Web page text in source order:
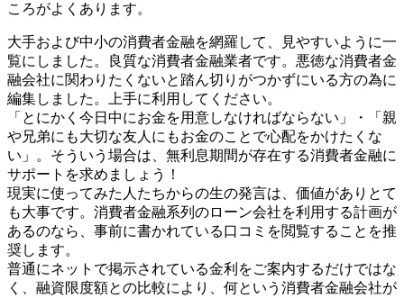
ころがよくあります。
大手および中小の消費者金融を網羅して、見やすいように一
覧にしました。良質な消費者金融業者です。悪徳な消費者金
融会社に関わりたくないと踏ん切りがつかずにいる方の為に
編集しました。上手に利用してください。
「とにかく今日中にお金を用意しなければならない」・「親
や兄弟にも大切な友人にもお金のことで心配をかけたくな
い」。そういう場合は、無利息期間が存在する消費者金融に
サポートを求めましょう！
現実に使ってみた人たちからの生の発言は、価値がありとて
も大事です。消費者金融系列のローン会社を利用する計画が
あるのなら、事前に書かれている口コミを閲覧することを推
奨します。
普通にネットで掲示されている金利をご案内するだけではな
く、融資限度額との比較により、何という消費者金融会社が